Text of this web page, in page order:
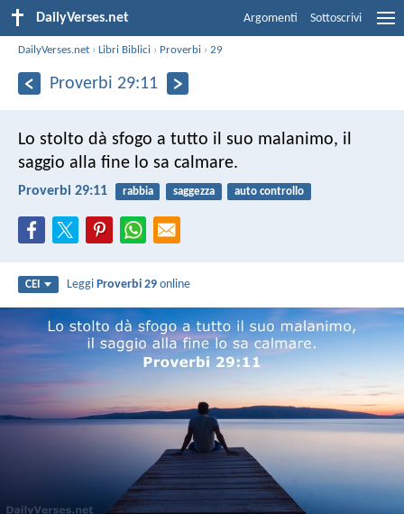
DailyVerses.net Argomenti Sottoscrivi
DailyVerses.net ›Libri Biblici › Proverbi ›29
Proverbi 29:11
Lo stolto dà sfogo a tutto il suo malanimo, il
saggio alla fine lo sa calmare.
Proverbi 29:11 rabbia saggezza auto controllo
CEI LeggiProverbi 29 online